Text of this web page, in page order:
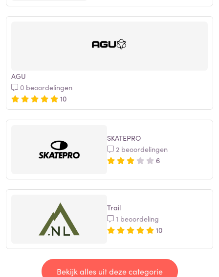
AGU
0 beoordelingen
10
SKATEPRO
2 beoordelingen
6
Trail
1 beoordeling
10
Bekijk alles uit deze categorie